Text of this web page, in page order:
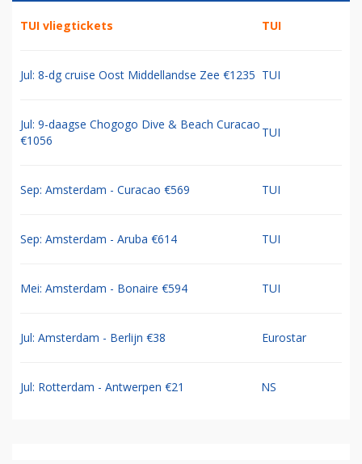
TUI vliegtickets TUI
Jul: 8-dg cruise Oost Middellandse Zee €1235 TUI
Jul: 9-daagse Chogogo Dive & Beach Curacao
€1056
TUI
Sep: Amsterdam - Curacao €569 TUI
Sep: Amsterdam - Aruba €614 TUI
Mei: Amsterdam - Bonaire €594 TUI
Jul: Amsterdam - Berlijn €38 Eurostar
Jul: Rotterdam - Antwerpen €21 NS